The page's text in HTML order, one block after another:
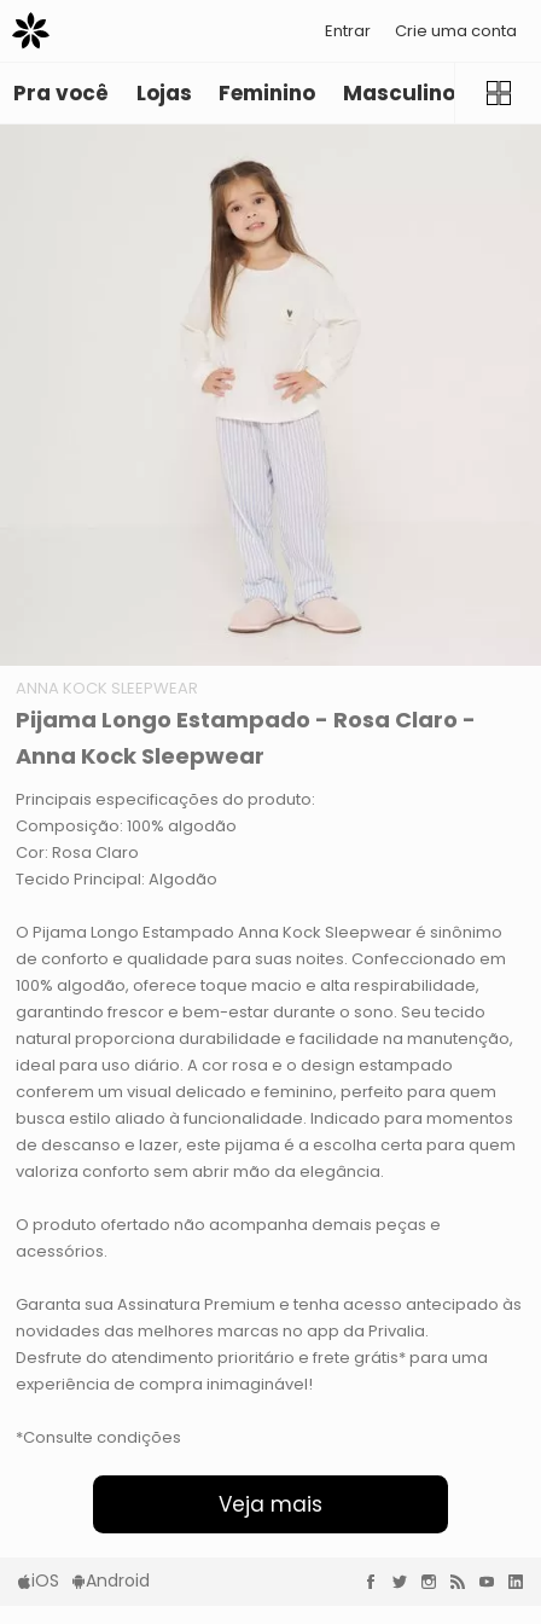
Entrar Crie uma conta
Pra você Lojas Feminino Masculino
ANNA KOCK SLEEPWEAR
Pijama Longo Estampado - Rosa Claro -
Anna Kock Sleepwear
Principais especificações do produto:
Composição: 100% algodão
Cor: Rosa Claro
Tecido Principal: Algodão
O Pijama Longo Estampado Anna Kock Sleepwear é sinônimo
de conforto e qualidade para suas noites. Confeccionado em
100% algodão, oferece toque macio e alta respirabilidade,
garantindo frescor e bem-estar durante o sono. Seu tecido
natural proporciona durabilidade e facilidade na manutenção,
ideal para uso diário. A cor rosa e o design estampado
conferem um visual delicado e feminino, perfeito para quem
busca estilo aliado à funcionalidade. Indicado para momentos
de descanso e lazer, este pijama é a escolha certa para quem
valoriza conforto sem abrir mão da elegância.
O produto ofertado não acompanha demais peças e
acessórios.
Garanta sua Assinatura Premium e tenha acesso antecipado às
novidades das melhores marcas no app da Privalia.
Desfrute do atendimento prioritário e frete grátis* para uma
experiência de compra inimaginável!
*Consulte condições
Veja mais
iOS Android